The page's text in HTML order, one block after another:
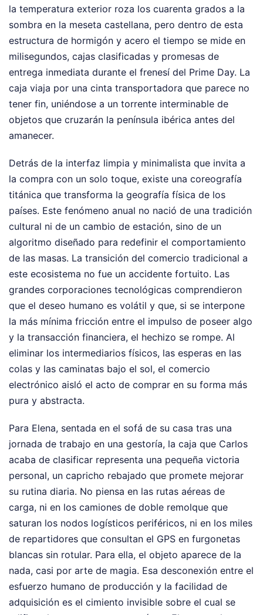
la temperatura exterior roza los cuarenta grados a la
sombra en la meseta castellana, pero dentro de esta
estructura de hormigón y acero el tiempo se mide en
milisegundos, cajas clasificadas y promesas de
entrega inmediata durante el frenesí del Prime Day. La
caja viaja por una cinta transportadora que parece no
tener fin, uniéndose a un torrente interminable de
objetos que cruzarán la península ibérica antes del
amanecer.
Detrás de la interfaz limpia y minimalista que invita a
la compra con un solo toque, existe una coreografía
titánica que transforma la geografía física de los
países. Este fenómeno anual no nació de una tradición
cultural ni de un cambio de estación, sino de un
algoritmo diseñado para redefinir el comportamiento
de las masas. La transición del comercio tradicional a
este ecosistema no fue un accidente fortuito. Las
grandes corporaciones tecnológicas comprendieron
que el deseo humano es volátil y que, si se interpone
la más mínima fricción entre el impulso de poseer algo
y la transacción financiera, el hechizo se rompe. Al
eliminar los intermediarios físicos, las esperas en las
colas y las caminatas bajo el sol, el comercio
electrónico aisló el acto de comprar en su forma más
pura y abstracta.
Para Elena, sentada en el sofá de su casa tras una
jornada de trabajo en una gestoría, la caja que Carlos
acaba de clasificar representa una pequeña victoria
personal, un capricho rebajado que promete mejorar
su rutina diaria. No piensa en las rutas aéreas de
carga, ni en los camiones de doble remolque que
saturan los nodos logísticos periféricos, ni en los miles
de repartidores que consultan el GPS en furgonetas
blancas sin rotular. Para ella, el objeto aparece de la
nada, casi por arte de magia. Esa desconexión entre el
esfuerzo humano de producción y la facilidad de
adquisición es el cimiento invisible sobre el cual se